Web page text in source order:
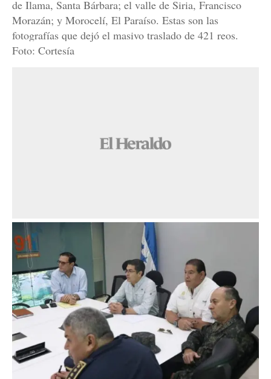
de Ilama, Santa Bárbara; el valle de Siria, Francisco
Morazán; y Morocelí, El Paraíso. Estas son las
fotografías que dejó el masivo traslado de 421 reos.
Foto: Cortesía